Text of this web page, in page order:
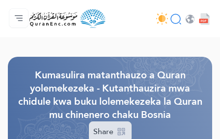
Lalikulu
Mndandanda wa mabuku otanthauzira mau
Audio
Ntchito za otukula lutso la intaneti - API
Zokhuza ntchito
Lumikizanani nafe
Chiyankhulo
Kumasulira matanthauzo a Quran
yolemekezeka - Kutanthauzira mwa
chidule kwa buku lolemekezeka la Quran
mu chinenero chaku Bosnia
Share